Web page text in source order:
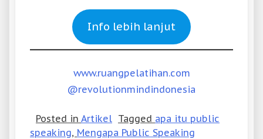
Info lebih lanjut
www.ruangpelatihan.com
@revolutionmindindonesia
Posted in Artikel Tagged apa itu public
speaking, Mengapa Public Speaking